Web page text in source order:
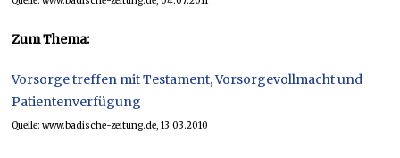
Zum Thema:
Vorsorge treffen mit Testament, Vorsorgevollmacht und
Patientenverfügung
Quelle: www.badische-zeitung.de, 13.03.2010